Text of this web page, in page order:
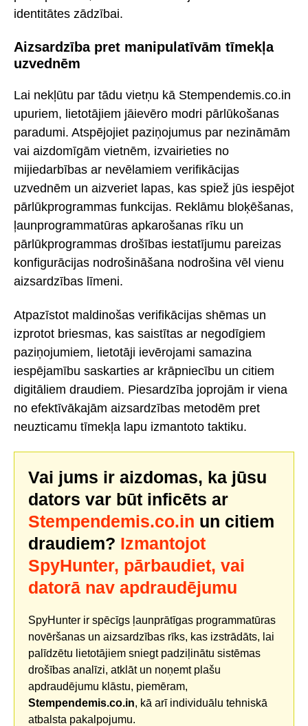
identitātes zādzībai.
Aizsardzība pret manipulatīvām tīmekļa
uzvednēm
Lai nekļūtu par tādu vietņu kā Stempendemis.co.in
upuriem, lietotājiem jāievēro modri pārlūkošanas
paradumi. Atspējojiet paziņojumus par nezināmām
vai aizdomīgām vietnēm, izvairieties no
mijiedarbības ar nevēlamiem verifikācijas
uzvednēm un aizveriet lapas, kas spiež jūs iespējot
pārlūkprogrammas funkcijas. Reklāmu bloķēšanas,
ļaunprogrammatūras apkarošanas rīku un
pārlūkprogrammas drošības iestatījumu pareizas
konfigurācijas nodrošināšana nodrošina vēl vienu
aizsardzības līmeni.
Atpazīstot maldinošas verifikācijas shēmas un
izprotot briesmas, kas saistītas ar negodīgiem
paziņojumiem, lietotāji ievērojami samazina
iespējamību saskarties ar krāpniecību un citiem
digitāliem draudiem. Piesardzība joprojām ir viena
no efektīvākajām aizsardzības metodēm pret
neuzticamu tīmekļa lapu izmantoto taktiku.
Vai jums ir aizdomas, ka jūsu
dators var būt inficēts ar
Stempendemis.co.in un citiem
draudiem? Izmantojot
SpyHunter, pārbaudiet, vai
datorā nav apdraudējumu
SpyHunter ir spēcīgs ļaunprātīgas programmatūras
novēršanas un aizsardzības rīks, kas izstrādāts, lai
palīdzētu lietotājiem sniegt padziļinātu sistēmas
drošības analīzi, atklāt un noņemt plašu
apdraudējumu klāstu, piemēram,
Stempendemis.co.in, kā arī individuālu tehniskā
atbalsta pakalpojumu.